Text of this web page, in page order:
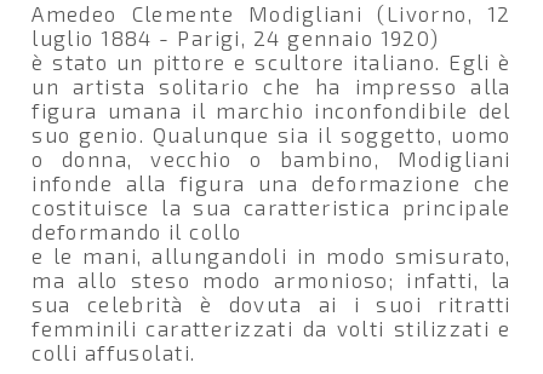
Amedeo Clemente Modigliani (Livorno, 12
luglio 1884 - Parigi, 24 gennaio 1920)
è stato un pittore e scultore italiano. Egli è
un artista solitario che ha impresso alla
figura umana il marchio inconfondibile del
suo genio. Qualunque sia il soggetto, uomo
o donna, vecchio o bambino, Modigliani
infonde alla figura una deformazione che
costituisce la sua caratteristica principale
deformando il collo
e le mani, allungandoli in modo smisurato,
ma allo steso modo armonioso; infatti, la
sua celebrità è dovuta ai i suoi ritratti
femminili caratterizzati da volti stilizzati e
colli affusolati.